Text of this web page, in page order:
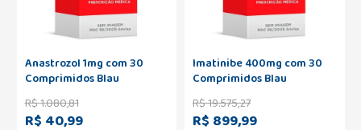
Anastrozol 1mg com 30
Comprimidos Blau
R$1.080,81
R$ 40,99
Imatinibe 400mg com 30
Comprimidos Blau
R$19.575,27
R$ 899,99